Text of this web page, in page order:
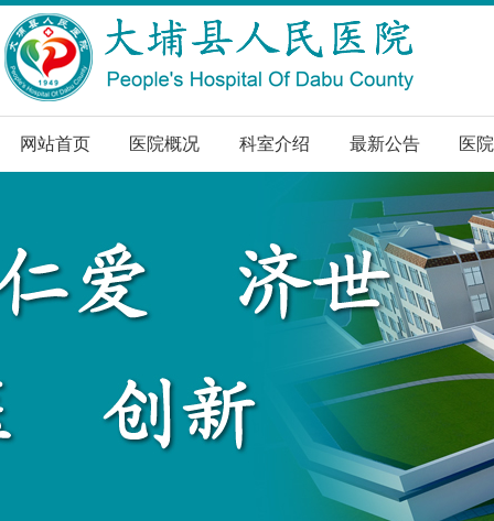
网站首页 医院概况 科室介绍 最新公告 医